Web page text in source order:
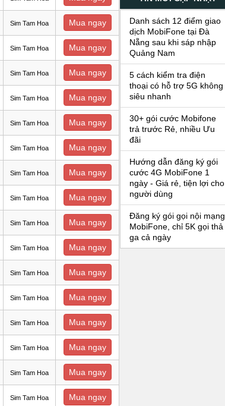
Sim Tam Hoa Mua ngay
Sim Tam Hoa Mua ngay
Sim Tam Hoa Mua ngay
Sim Tam Hoa Mua ngay
Sim Tam Hoa Mua ngay
Sim Tam Hoa Mua ngay
Sim Tam Hoa Mua ngay
Sim Tam Hoa Mua ngay
Sim Tam Hoa Mua ngay
Sim Tam Hoa Mua ngay
Sim Tam Hoa Mua ngay
Sim Tam Hoa Mua ngay
Sim Tam Hoa Mua ngay
Sim Tam Hoa Mua ngay
Sim Tam Hoa Mua ngay
Sim Tam Hoa Mua ngay
Danh sách 12 điểm giao
dịch MobiFone tại Đà
Nẵng sau khi sáp nhập
Quảng Nam
5 cách kiểm tra điện
thoại có hỗ trợ 5G không
siêu nhanh
30+ gói cước Mobifone
trả trước Rẻ, nhiều Ưu
đãi
Hướng dẫn đăng ký gói
cước 4G MobiFone 1
ngày - Giá rẻ, tiện lợi cho
người dùng
Đăng ký gói gọi nội mạng
MobiFone, chỉ 5K gọi thả
ga cả ngày